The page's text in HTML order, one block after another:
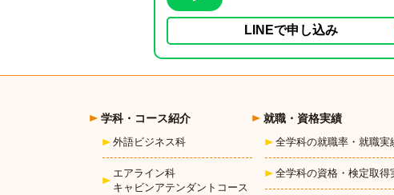
LINEで申し込み
学科・コース紹介
外語ビジネス科
エアライン科
キャビンアテンダントコース
就職・資格実績
全学科の就職率・就職実
全学科の資格・検定取得